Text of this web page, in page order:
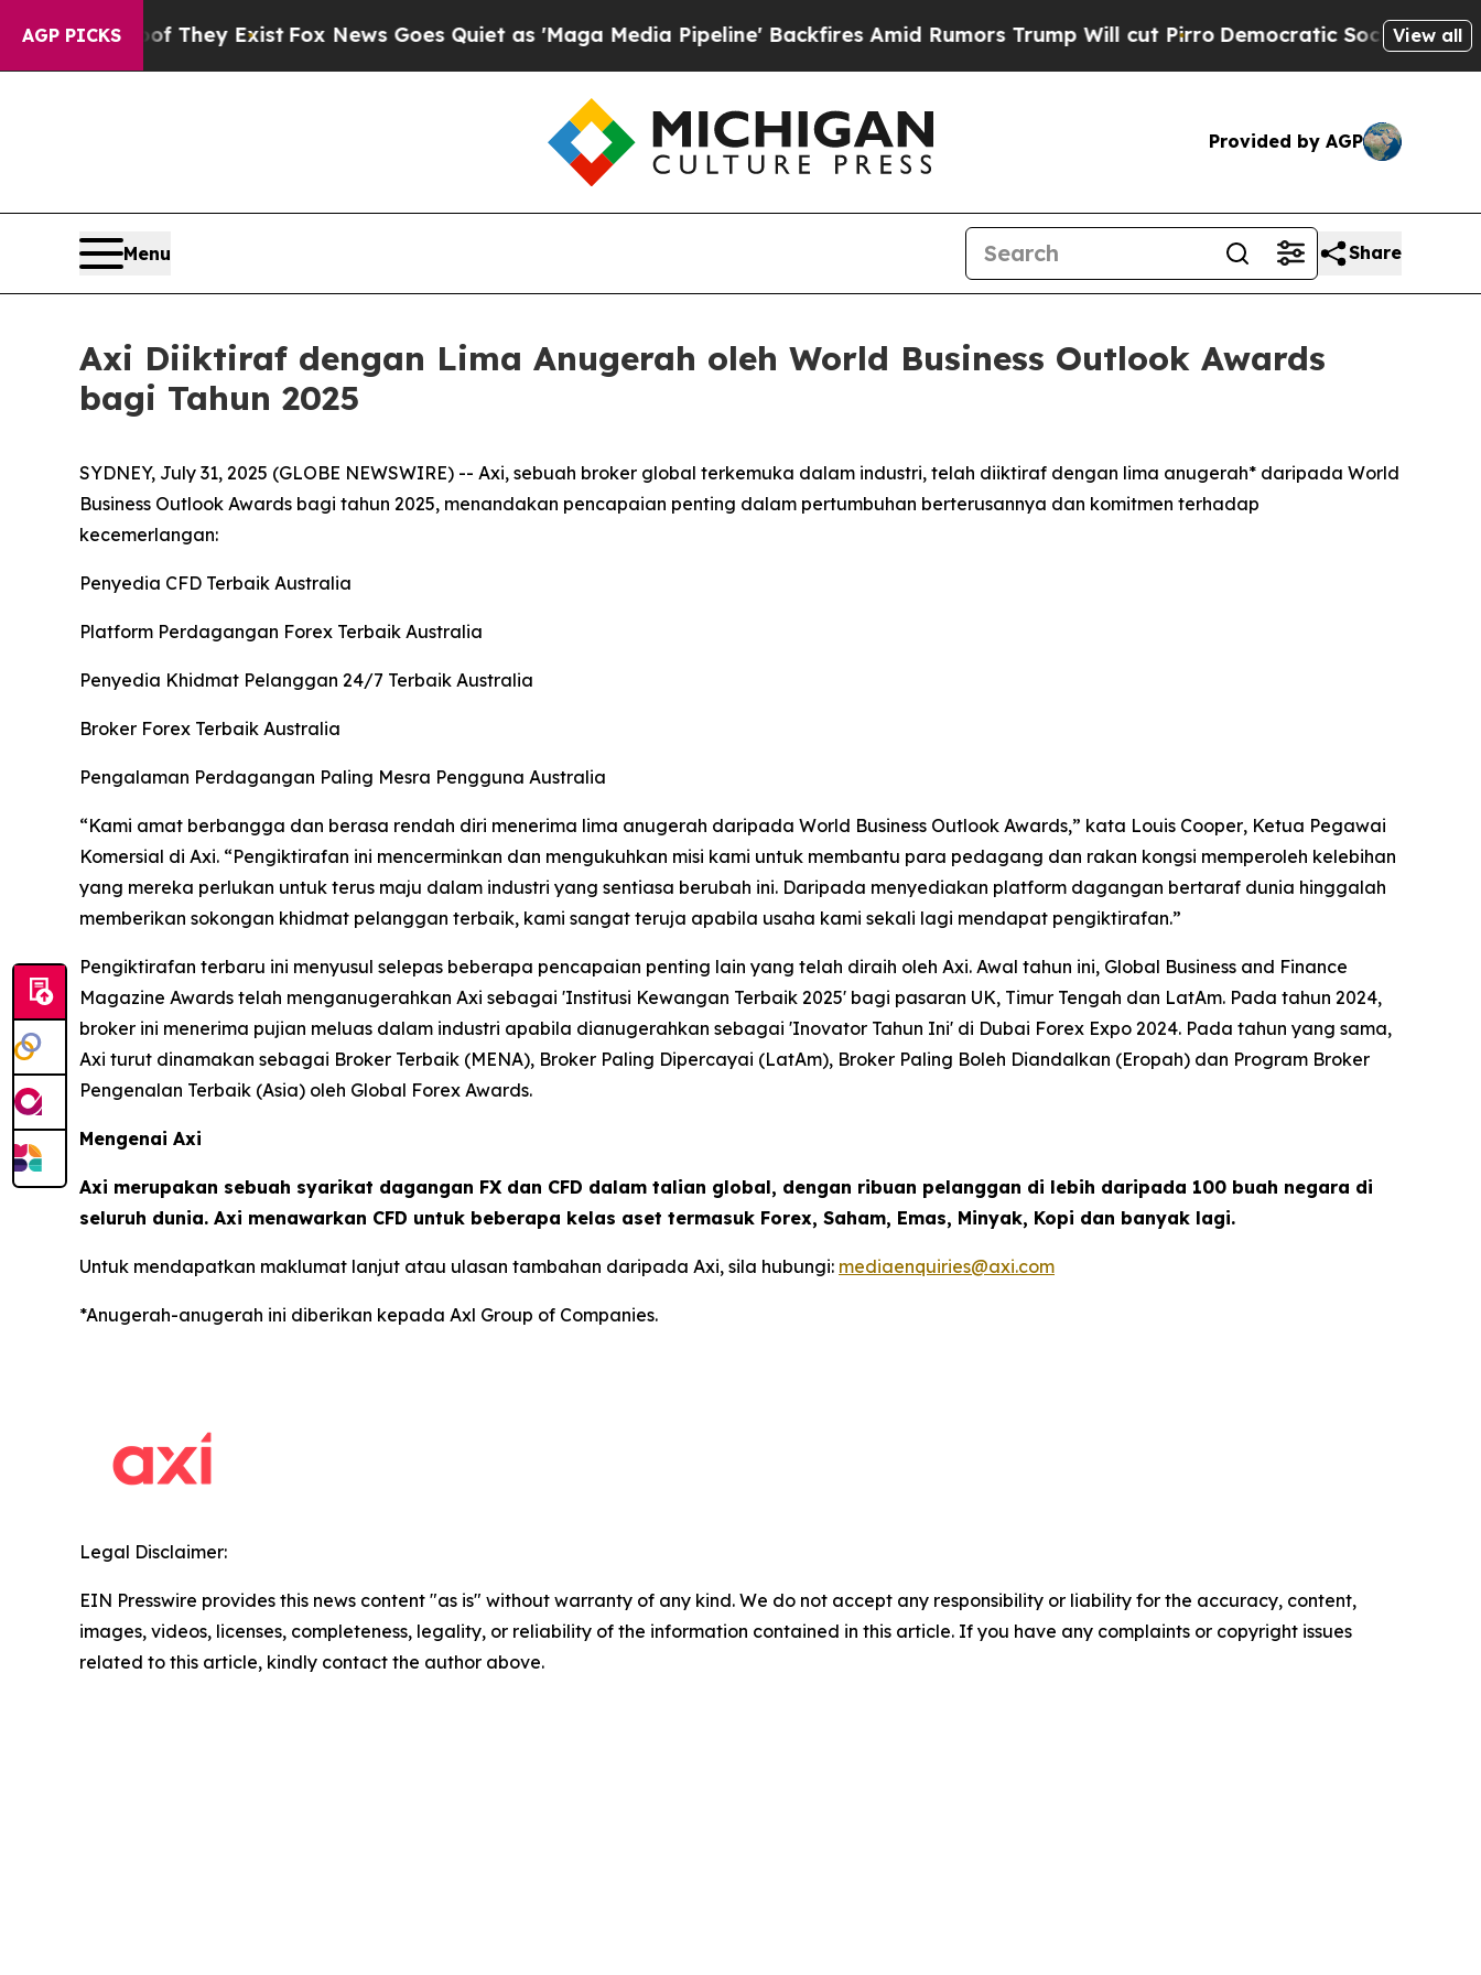
AGP PICKS
no Proof They ExistFox News Goes Quiet as 'Maga Media Pipeline' Backfires Amid Rumors Trump Will cut PirroDemocratic Socialists ofView all
Provided by AGP
Menu Share
Axi Diiktiraf dengan Lima Anugerah oleh World Business Outlook Awards
bagi Tahun 2025
SYDNEY, July 31, 2025 (GLOBE NEWSWIRE) -- Axi, sebuah broker global terkemuka dalam industri, telah diiktiraf dengan lima anugerah* daripada World
Business Outlook Awards bagi tahun 2025, menandakan pencapaian penting dalam pertumbuhan berterusannya dan komitmen terhadap
kecemerlangan:
Penyedia CFD Terbaik Australia
Platform Perdagangan Forex Terbaik Australia
Penyedia Khidmat Pelanggan 24/7 Terbaik Australia
Broker Forex Terbaik Australia
Pengalaman Perdagangan Paling Mesra Pengguna Australia
“Kami amat berbangga dan berasa rendah diri menerima lima anugerah daripada World Business Outlook Awards,” kata Louis Cooper, Ketua Pegawai
Komersial di Axi. “Pengiktirafan ini mencerminkan dan mengukuhkan misi kami untuk membantu para pedagang dan rakan kongsi memperoleh kelebihan
yang mereka perlukan untuk terus maju dalam industri yang sentiasa berubah ini. Daripada menyediakan platform dagangan bertaraf dunia hinggalah
memberikan sokongan khidmat pelanggan terbaik, kami sangat teruja apabila usaha kami sekali lagi mendapat pengiktirafan.”
Pengiktirafan terbaru ini menyusul selepas beberapa pencapaian penting lain yang telah diraih oleh Axi. Awal tahun ini, Global Business and Finance
Magazine Awards telah menganugerahkan Axi sebagai 'Institusi Kewangan Terbaik 2025' bagi pasaran UK, Timur Tengah dan LatAm. Pada tahun 2024,
broker ini menerima pujian meluas dalam industri apabila dianugerahkan sebagai 'Inovator Tahun Ini' di Dubai Forex Expo 2024. Pada tahun yang sama,
Axi turut dinamakan sebagai Broker Terbaik (MENA), Broker Paling Dipercayai (LatAm), Broker Paling Boleh Diandalkan (Eropah) dan Program Broker
Pengenalan Terbaik (Asia) oleh Global Forex Awards.
Mengenai Axi
Axi merupakan sebuah syarikat dagangan FX dan CFD dalam talian global, dengan ribuan pelanggan di lebih daripada 100 buah negara di
seluruh dunia. Axi menawarkan CFD untuk beberapa kelas aset termasuk Forex, Saham, Emas, Minyak, Kopi dan banyak lagi.
Untuk mendapatkan maklumat lanjut atau ulasan tambahan daripada Axi, sila hubungi: mediaenquiries@axi.com
*Anugerah-anugerah ini diberikan kepada Axl Group of Companies.
Legal Disclaimer:
EIN Presswire provides this news content "as is" without warranty of any kind. We do not accept any responsibility or liability for the accuracy, content,
images, videos, licenses, completeness, legality, or reliability of the information contained in this article. If you have any complaints or copyright issues
related to this article, kindly contact the author above.